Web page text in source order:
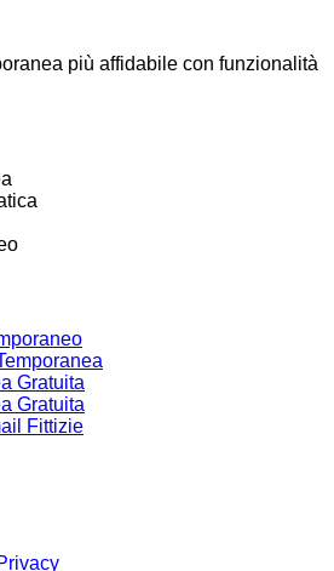
più affidabile con funzionalità
Gratuita
Gratuita
Fittizie